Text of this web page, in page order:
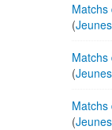
(Jeunes
(Jeunes
(Jeunes